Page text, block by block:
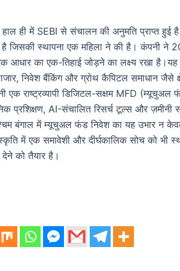
ही में SEBI से संचालन की अनुमति प्राप्त हुई
जिसकी स्थापना एक महिला ने की है। कंपनी ने
आधार का एक-तिहाई जोड़ने का लक्ष्य रखा
निवेश बैंकिंग और ग्रोथ कैपिटल समाधान जैसे
एक राष्ट्रव्यापी डिजिटल-सक्षम MFD (म्यूचुअल
प्रशिक्षण, AI-संचालित रिसर्च टूल्स और ज़मीनी
बंगाल में म्यूचुअल फंड निवेश का यह उभार न
में एक समावेशी और दीर्घकालिक सोच को भी
को तैयार है।